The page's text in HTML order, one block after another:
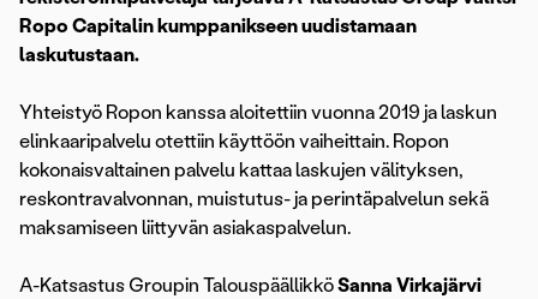
Ropo Capitalin kumppanikseen uudistamaan
laskutustaan.
Yhteistyö Ropon kanssa aloitettiin vuonna 2019 ja laskun
elinkaaripalvelu otettiin käyttöön vaiheittain. Ropon
kokonaisvaltainen palvelu kattaa laskujen välityksen,
reskontravalvonnan, muistutus- ja perintäpalvelun sekä
maksamiseen liittyvän asiakaspalvelun.
A-Katsastus Groupin TalouspäällikköSanna Virkajärvi